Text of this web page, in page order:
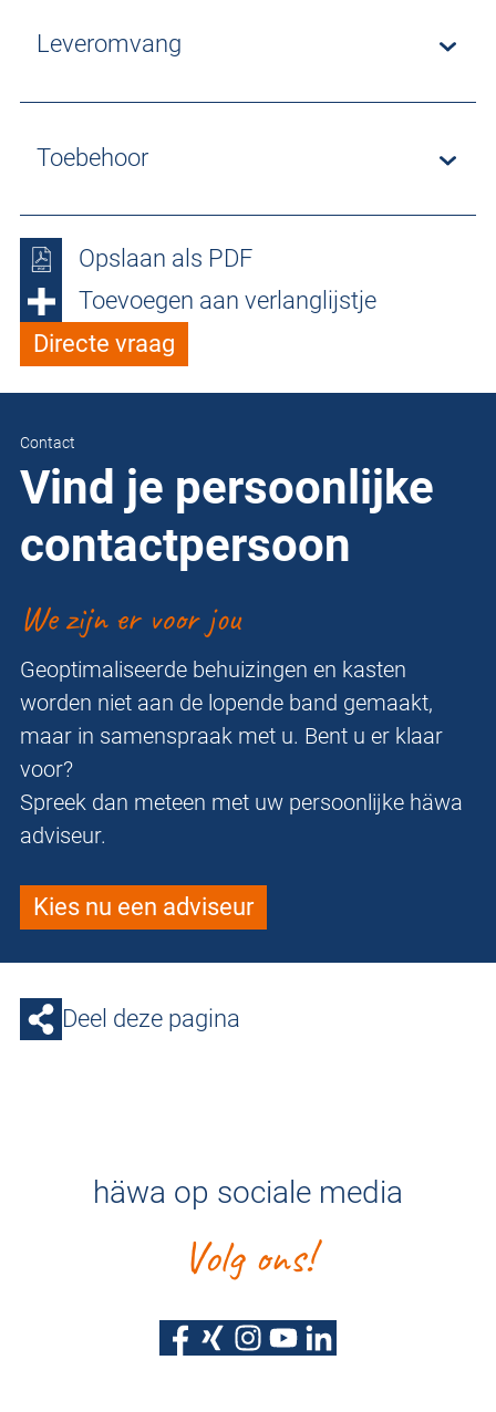
Leveromvang
Toebehoor
Opslaan als PDF
Toevoegen aan verlanglijstje
Directe vraag
Contact
Vind je persoonlijke
contactpersoon
We zijn er voor jou
Geoptimaliseerde behuizingen en kasten
worden niet aan de lopende band gemaakt,
maar in samenspraak met u. Bent u er klaar
voor?
Spreek dan meteen met uw persoonlijke häwa
adviseur.
Kies nu een adviseur
Deel deze pagina
häwa op sociale media
Volg ons!